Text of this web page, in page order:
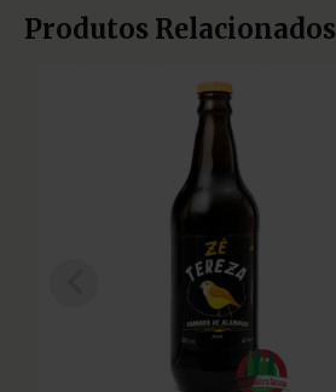
Produtos Relacionados